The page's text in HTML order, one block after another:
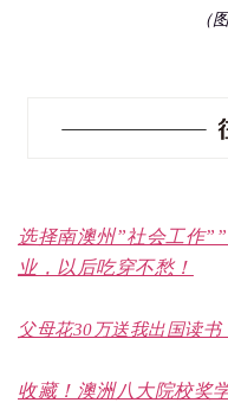
（
选择南澳州”社会工作
业，以后吃穿不愁！
父母花30万送我出国读
收藏！澳洲八大院校奖